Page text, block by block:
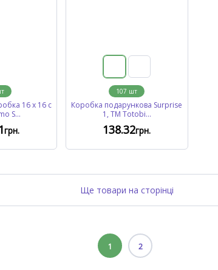
16 х 16 с
S...
грн.
107 шт
Коробка подарункова Surprise
1, ТМ Totobi...
138.32грн.
Ще товари на сторінці
1 2